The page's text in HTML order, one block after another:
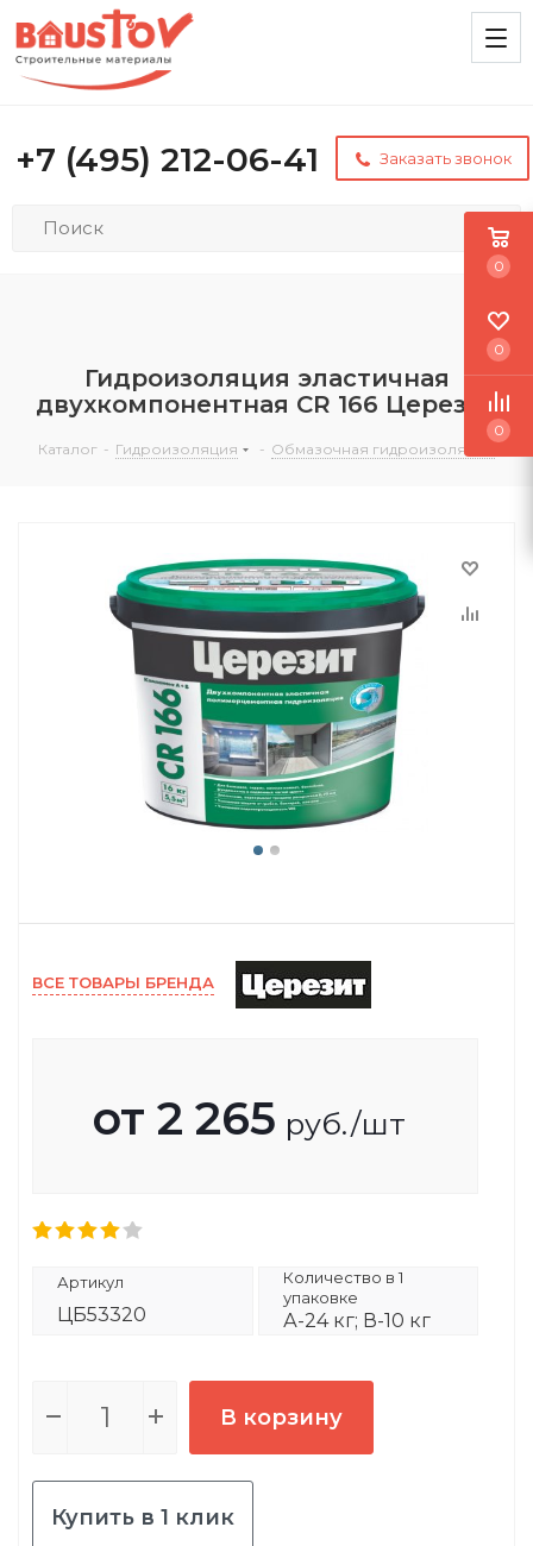
+7 (495) 212-06-41 Заказать звонок
Гидроизоляция эластичная
двухкомпонентная CR 166 Церезит
Каталог - Гидроизоляция - Обмазочная гидроизоляция
ВСЕ ТОВАРЫ БРЕНДА
от 2 265 руб./шт
Артикул
ЦБ53320
Количество в 1
упаковке
А-24 кг; В-10 кг
В корзину
Купить в 1 клик
0
0
0